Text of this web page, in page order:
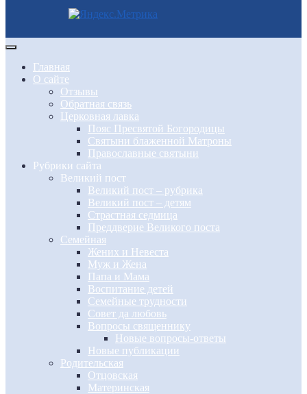
Главная
О сайте
Отзывы
Обратная связь
Церковная лавка
Пояс Пресвятой Богородицы
Святыни блаженной Матроны
Православные святыни
Рубрики сайта
Великий пост
Великий пост – рубрика
Великий пост – детям
Страстная седмица
Преддверие Великого поста
Семейная
Жених и Невеста
Муж и Жена
Папа и Мама
Воспитание детей
Семейные трудности
Совет да любовь
Вопросы священнику
Новые вопросы-ответы
Новые публикации
Родительская
Отцовская
Материнская